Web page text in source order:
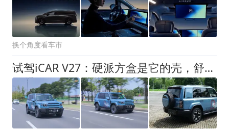
换个角度看车市
试驾iCAR V27：硬派方盒是它的壳，舒适省心是它的魂